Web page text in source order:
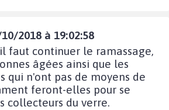
2018 à 19:02:58
faut continuer le ramassage,
âgées ainsi que les
qui n'ont pas de moyens de
feront-elles pour se
collecteurs du verre.